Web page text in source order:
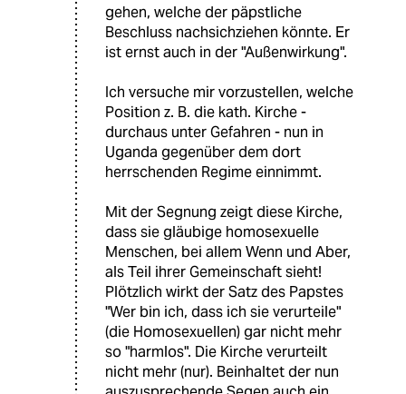
gehen, welche der päpstliche
Beschluss nachsichziehen könnte. Er
ist ernst auch in der "Außenwirkung".
Ich versuche mir vorzustellen, welche
Position z. B. die kath. Kirche -
durchaus unter Gefahren - nun in
Uganda gegenüber dem dort
herrschenden Regime einnimmt.
Mit der Segnung zeigt diese Kirche,
dass sie gläubige homosexuelle
Menschen, bei allem Wenn und Aber,
als Teil ihrer Gemeinschaft sieht!
Plötzlich wirkt der Satz des Papstes
"Wer bin ich, dass ich sie verurteile"
(die Homosexuellen) gar nicht mehr
so "harmlos". Die Kirche verurteilt
nicht mehr (nur). Beinhaltet der nun